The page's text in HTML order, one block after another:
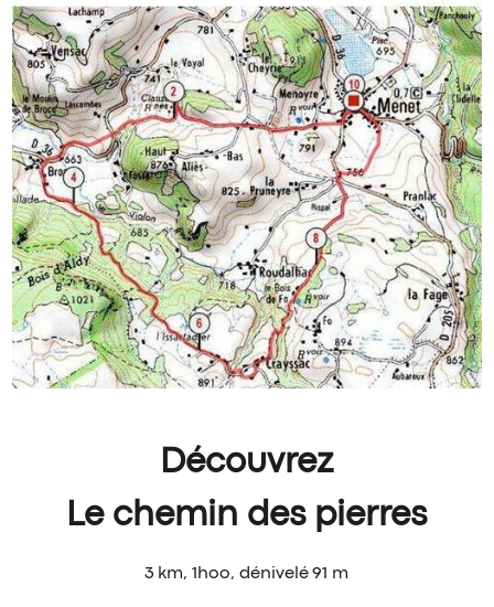
Découvrez
Le chemin des pierres
3 km, 1hoo,dénivelé 91 m